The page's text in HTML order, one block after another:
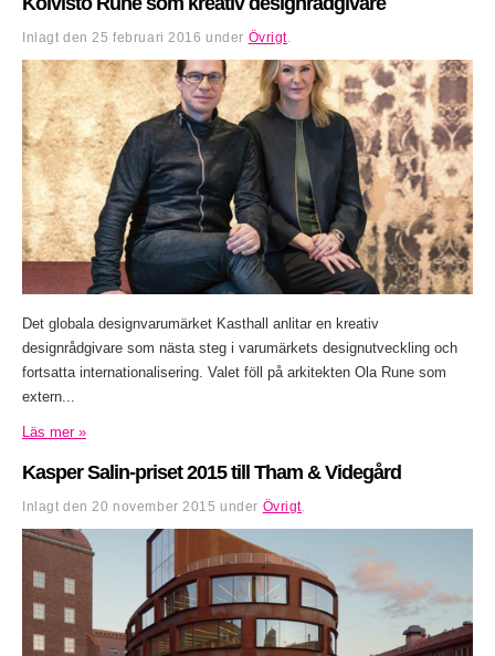
Inlagt den 25 februari 2016 under Övrigt
Det globala designvarumärket Kasthall anlitar en kreativ
designrådgivare som nästa steg i varumärkets designutveckling och
fortsatta internationalisering. Valet föll på arkitekten Ola Rune som
extern...
Läs mer »
Kasper Salin-priset 2015 till Tham & Videgård
Inlagt den 20 november 2015 under Övrigt